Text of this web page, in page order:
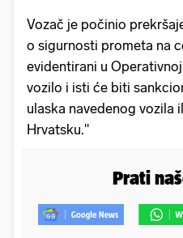
Vozač je počinio
o sigurnosti prometa na
evidentirani u
vozilo i isti će biti
ulaska navedenog vozila
Hrvatsku."
Prati